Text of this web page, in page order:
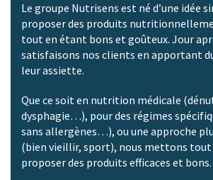
Le groupe Nutrisens est né d’une idée
proposer des produits
tout en étant bons et goûteux. Jour
satisfaisons nos clients en apportant
leur assiette.
Que ce soit en nutrition médicale
dysphagie…), pour des régimes
sans allergènes…), ou une approche
(bien vieillir, sport), nous mettons
proposer des produits efficaces et bons.